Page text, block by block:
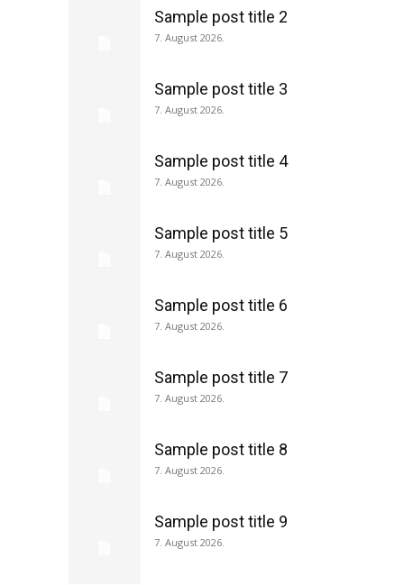
Sample post title 2
7. August 2026.
Sample post title 3
7. August 2026.
Sample post title 4
7. August 2026.
Sample post title 5
7. August 2026.
Sample post title 6
7. August 2026.
Sample post title 7
7. August 2026.
Sample post title 8
7. August 2026.
Sample post title 9
7. August 2026.